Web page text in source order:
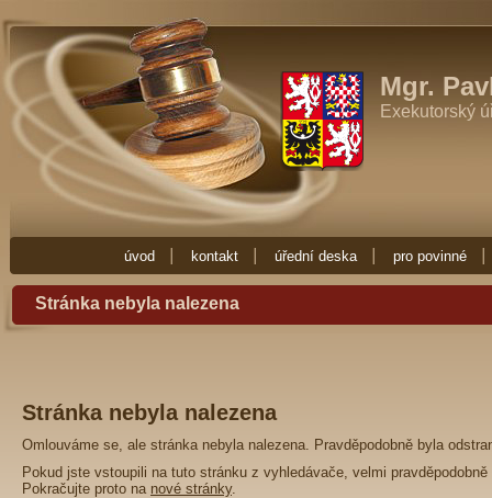
Exekutor Mgr. Pavla Fučíková
Zde najdete vše co potřebujete vědět o exekuci. Exekuce Ostrava je zde
exekutora nebo nějakou radu ohledně exekuce, obraťte se na
Mgr.
Exekutorský
úvod kontakt úřední deska pro povinné
Stránka nebyla nalezena
Stránka nebyla nalezena
Omlouváme se, ale stránka nebyla nalezena. Pravděpodobně byla
Pokud jste vstoupili na tuto stránku z vyhledávače, velmi
Pokračujte proto na nové stránky.